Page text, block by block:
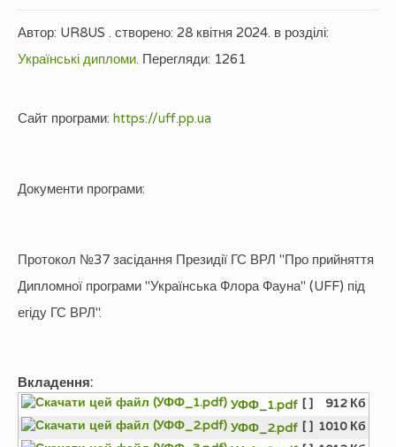
Автор: UR8US . створено: 28 квітня 2024. в розділі:
Українські дипломи. Перегляди: 1261
Сайт програми: https://uff.pp.ua
Документи програми:
Протокол №37 засідання Президії ГС ВРЛ "Про прийняття
Дипломної програми "Українська Флора Фауна" (UFF) під
егіду ГС ВРЛ".
Вкладення:
УФФ_1.pdf [ ]
912 Кб
УФФ_2.pdf [ ] 1010 Кб